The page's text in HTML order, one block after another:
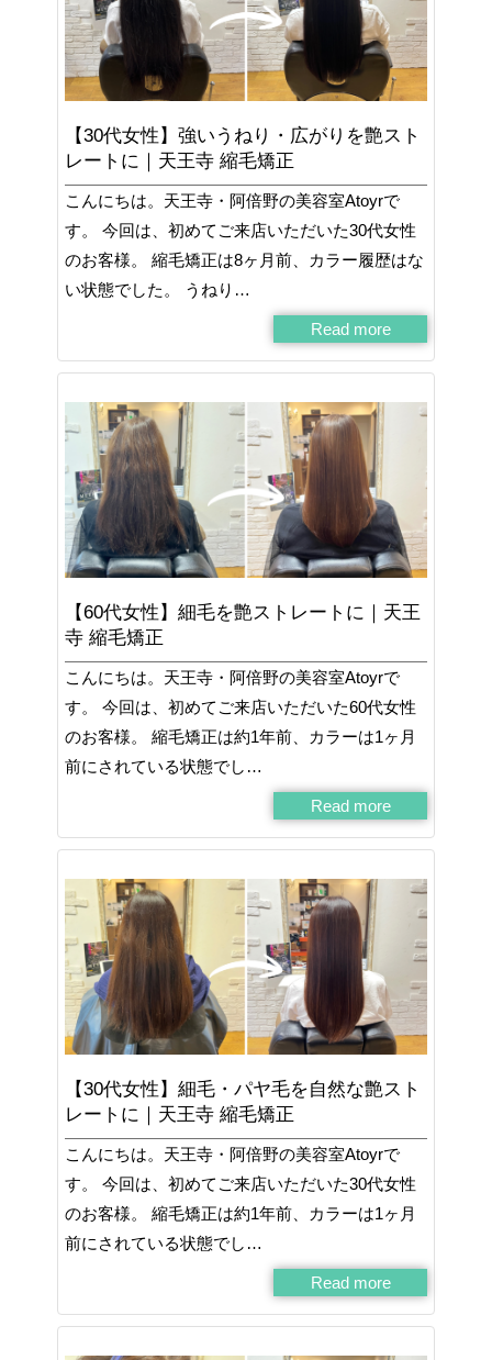
【30代女性】強いうねり・広がりを艶スト
レートに｜天王寺 縮毛矯正
こんにちは。天王寺・阿倍野の美容室Atoyrで
す。 今回は、初めてご来店いただいた30代女性
のお客様。 縮毛矯正は8ヶ月前、カラー履歴はな
い状態でした。 うねり…
Read more
【60代女性】細毛を艶ストレートに｜天王
寺 縮毛矯正
こんにちは。天王寺・阿倍野の美容室Atoyrで
す。 今回は、初めてご来店いただいた60代女性
のお客様。 縮毛矯正は約1年前、カラーは1ヶ月
前にされている状態でし…
Read more
【30代女性】細毛・パヤ毛を自然な艶スト
レートに｜天王寺 縮毛矯正
こんにちは。天王寺・阿倍野の美容室Atoyrで
す。 今回は、初めてご来店いただいた30代女性
のお客様。 縮毛矯正は約1年前、カラーは1ヶ月
前にされている状態でし…
Read more